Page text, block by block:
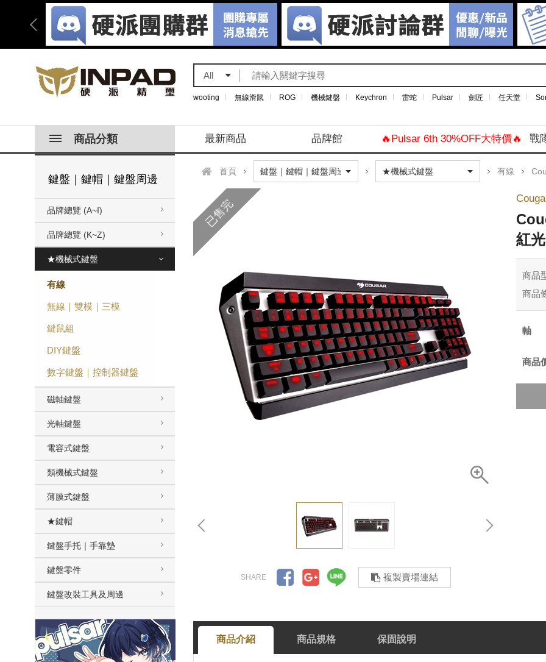
All
wooting 無線滑鼠 ROG 機械鍵盤 Keychron 雷蛇 Pulsar 劍匠 任天堂
商品分類 最新商品 品牌館 🔥Pulsar 6th 30%OFF大特價🔥 戰
鍵盤｜鍵帽｜鍵盤周邊
品牌總覽 (A~I)
品牌總覽 (K~Z)
★機械式鍵盤
有線
無線｜雙模｜三模
鍵鼠組
DIY鍵盤
數字鍵盤｜控制器鍵盤
磁軸鍵盤
光軸鍵盤
電容式鍵盤
類機械式鍵盤
薄膜式鍵盤
★鍵帽
鍵盤手托｜手靠墊
鍵盤零件
鍵盤改裝工具及周邊
首頁 有線
已售完
複製賣場連結
紅
商品
商品
商品
商品介紹 商品規格 保固說明